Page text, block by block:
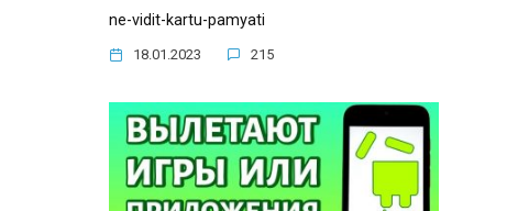
ne-vidit-kartu-pamyati
18.01.2023 215